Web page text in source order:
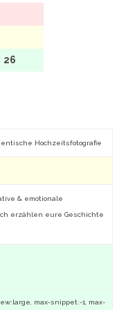
26
Hochzeitsfotografie
& emotionale
erzählen eure Geschichte
max-snippet:-1, max-